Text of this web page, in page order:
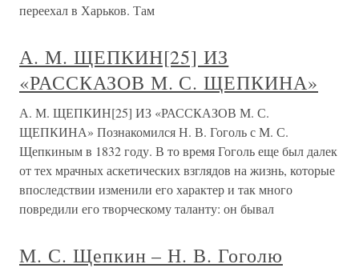
переехал в Харьков. Там
А. М. ЩЕПКИН[25] ИЗ
«РАССКАЗОВ М. С. ЩЕПКИНА»
А. М. ЩЕПКИН[25] ИЗ «РАССКАЗОВ М. С.
ЩЕПКИНА» Познакомился Н. В. Гоголь с М. С.
Щепкиным в 1832 году. В то время Гоголь еще был далек
от тех мрачных аскетических взглядов на жизнь, которые
впоследствии изменили его характер и так много
повредили его творческому таланту: он бывал
М. С. Щепкин – Н. В. Гоголю